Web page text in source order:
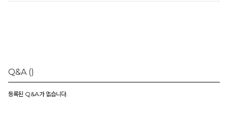
Q&A ()
등록된 Q&A가 없습니다.